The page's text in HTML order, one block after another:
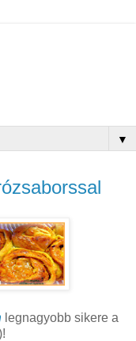
▼
legnagyobb sikere a